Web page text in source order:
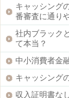
キャッシング
番審査に通り
社内ブラック
て本当？
中小消費者金
キャッシング
収入証明書な